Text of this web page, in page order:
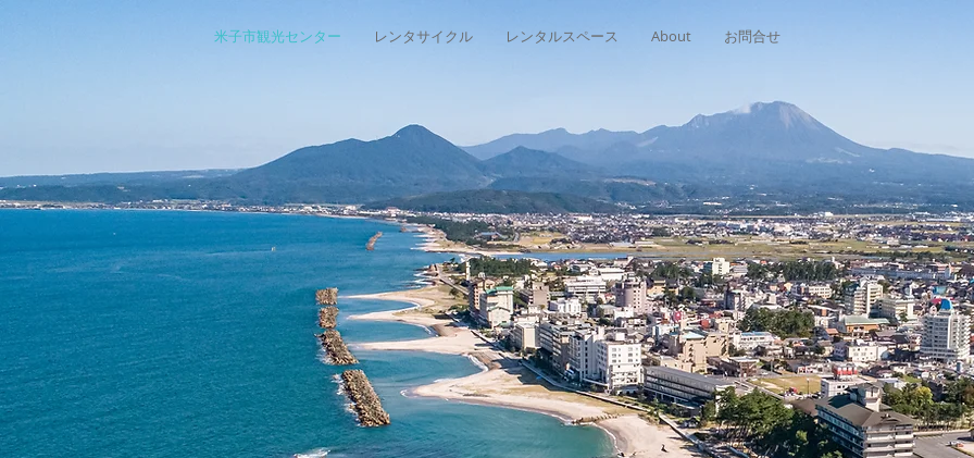
米子市観光センター レンタサイクル レンタルスペース About お問合せ
米子市観光セン